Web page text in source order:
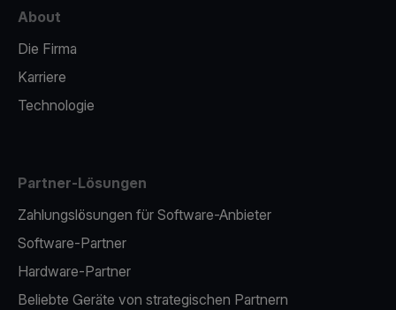
About
Die Firma
Karriere
Technologie
Partner-Lösungen
Zahlungslösungen für Software-Anbieter
Software-Partner
Hardware-Partner
Beliebte Geräte von strategischen Partnern